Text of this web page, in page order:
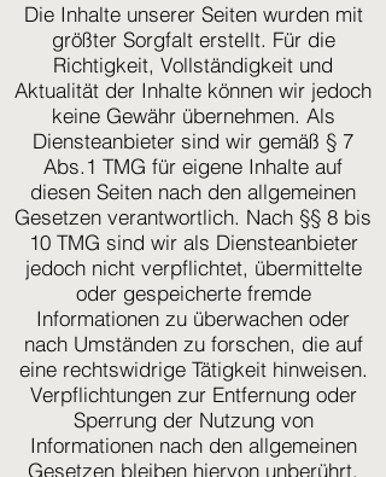
Die Inhalte unserer Seiten wurden mit
größter Sorgfalt erstellt. Für die
Richtigkeit, Vollständigkeit und
Aktualität der Inhalte können wir jedoch
keine Gewähr übernehmen. Als
Diensteanbieter sind wir gemäß § 7
Abs.1 TMG für eigene Inhalte auf
diesen Seiten nach den allgemeinen
Gesetzen verantwortlich. Nach §§ 8 bis
10 TMG sind wir als Diensteanbieter
jedoch nicht verpflichtet, übermittelte
oder gespeicherte fremde
Informationen zu überwachen oder
nach Umständen zu forschen, die auf
eine rechtswidrige Tätigkeit hinweisen.
Verpflichtungen zur Entfernung oder
Sperrung der Nutzung von
Informationen nach den allgemeinen
Gesetzen bleiben hiervon unberührt.